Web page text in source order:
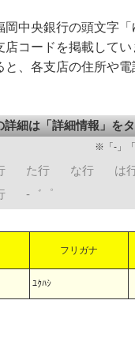
岡中央銀行の頭文字
店コードを掲載して
と、各支店の住所や電
詳細は「詳細情報」を
※「-」
た行 な行 は
-゛゜
フリガナ
ﾕｸﾊｼ